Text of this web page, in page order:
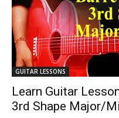
GUITAR LESSONS
Learn Guitar
3rd Shape Major/